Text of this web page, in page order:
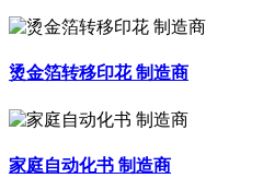
烫金箔转移印花 制造商
家庭自动化书 制造商